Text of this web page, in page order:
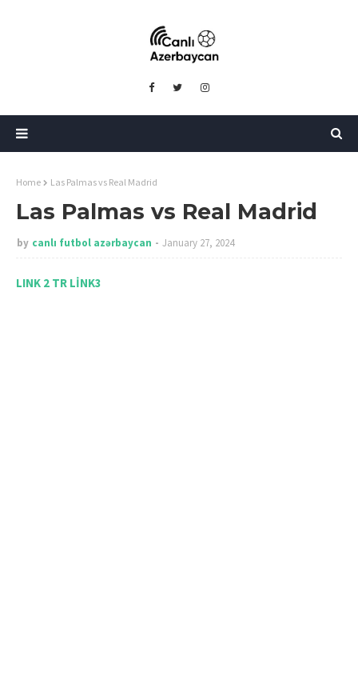
Home Las Palmas vs Real Madrid
Las Palmas vs Real Madrid
by canlı futbol azərbaycan January 27, 2024
LINK 2 TR LİNK3